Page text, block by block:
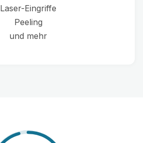
Laser-Eingriffe
Peeling
und mehr